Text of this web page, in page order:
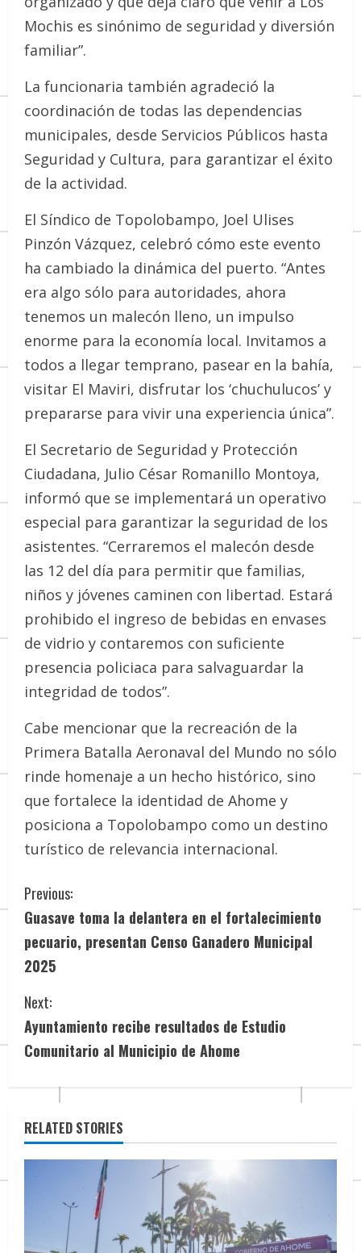
Mochis es sinónimo de seguridad y diversión
familiar”.
La funcionaria también agradeció la
coordinación de todas las dependencias
municipales, desde Servicios Públicos hasta
Seguridad y Cultura, para garantizar el éxito
de la actividad.
El Síndico de Topolobampo, Joel Ulises
Pinzón Vázquez, celebró cómo este evento
ha cambiado la dinámica del puerto. “Antes
era algo sólo para autoridades, ahora
tenemos un malecón lleno, un impulso
enorme para la economía local. Invitamos a
todos a llegar temprano, pasear en la bahía,
visitar El Maviri, disfrutar los ‘chuchulucos’ y
prepararse para vivir una experiencia única”.
El Secretario de Seguridad y Protección
Ciudadana, Julio César Romanillo Montoya,
informó que se implementará un operativo
especial para garantizar la seguridad de los
asistentes. “Cerraremos el malecón desde
las 12 del día para permitir que familias,
niños y jóvenes caminen con libertad. Estará
prohibido el ingreso de bebidas en envases
de vidrio y contaremos con suficiente
presencia policiaca para salvaguardar la
integridad de todos”.
Cabe mencionar que la recreación de la
Primera Batalla Aeronaval del Mundo no sólo
rinde homenaje a un hecho histórico, sino
que fortalece la identidad de Ahome y
posiciona a Topolobampo como un destino
turístico de relevancia internacional.
C
o
n
t
i
n
e
R
a
Previous:
Guasave toma la delantera en el fortalecimiento
pecuario, presentan Censo Ganadero Municipal
2025
Next:
Ayuntamiento recibe resultados de Estudio
Comunitario al Municipio de Ahome
RELATED STORIES